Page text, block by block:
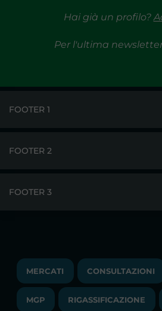
Hai già un profilo?
Per l'ultima
FOOTER 1
PUBBLICAZIONI
COMUNICATI/
FOOTER 2
LAVORA CON NOI
FOOTER 3
TRAYPORT M.
LIQUIDITY
MERCATI CONSULTAZIONI
MGP RIGASSIFICAZIONE